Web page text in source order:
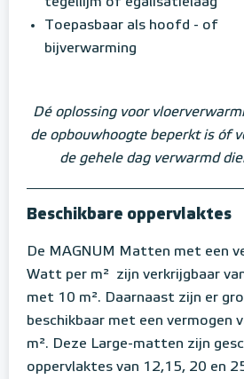
Toepasbaar als hoofd - of
bijverwarming
Dé oplossing voor
de opbouwhoogte beperkt is óf
de gehele dag verwarmd
Beschikbare oppervlaktes
De MAGNUM Matten met een
Watt per m² zijn verkrijgbaar
met 10 m². Daarnaast zijn er
beschikbaar met een vermogen
m². Deze Large-matten zijn
oppervlaktes van 12,15, 20 en